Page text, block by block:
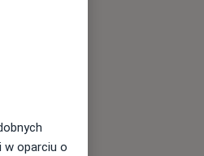
w oparciu o